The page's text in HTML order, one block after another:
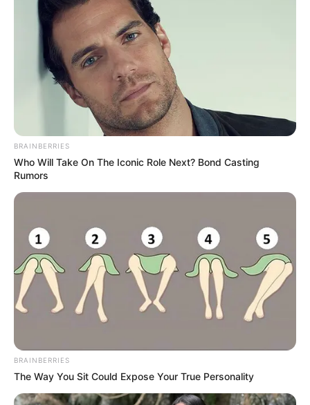
BRAINBERRIES
Who Will Take On The Iconic Role Next? Bond Casting
Rumors
BRAINBERRIES
The Way You Sit Could Expose Your True Personality